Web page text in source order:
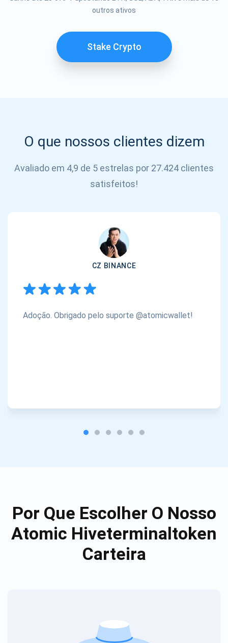
outros ativos
Stake Crypto
O que nossos clientes dizem
Avaliado em 4,9 de 5 estrelas por 27.424 clientes
satisfeitos!
CZ BINANCE
Adoção. Obrigado pelo suporte @atomicwallet!
Por Que Escolher O Nosso
Atomic Hiveterminaltoken
Carteira
SE
INSCREVER